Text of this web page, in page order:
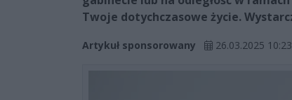
Twoje dotychczasowe życie.
Artykuł sponsorowany 26.03.2025 10:23